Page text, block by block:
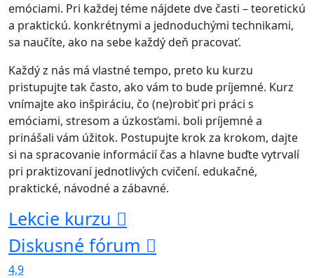
emóciami. Pri každej téme nájdete dve časti – teoretickú
a praktickú. konkrétnymi a jednoduchými technikami,
sa naučíte, ako na sebe každý deň pracovať.
Každý z nás má vlastné tempo, preto ku kurzu
pristupujte tak často, ako vám to bude príjemné. Kurz
vnímajte ako inšpiráciu, čo (ne)robiť pri práci s
emóciami, stresom a úzkosťami. boli príjemné a
prinášali vám úžitok. Postupujte krok za krokom, dajte
si na spracovanie informácií čas a hlavne buďte vytrvalí
pri praktizovaní jednotlivých cvičení. edukačné,
praktické, návodné a zábavné.
Lekcie kurzu
Diskusné fórum
4,9